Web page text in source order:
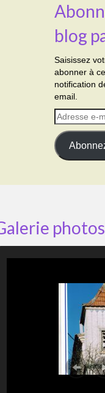
blog
Saisissez
abonner à
notification
email.
Adresse
e-
mail
photos